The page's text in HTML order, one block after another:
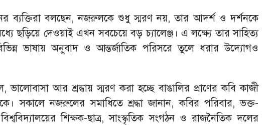
ব্যক্তিরা বলছেন, নজরুলকে শুধু স্মরণ নয়, তার আদর্শ ও দর্শনকে
ছড়িয়ে দেওয়াই এখন সবচেয়ে বড় চ্যালেঞ্জ। এ লক্ষ্যে তার সাহিত্য
ভাষায় অনুবাদ ও আন্তর্জাতিক পরিসরে তুলে ধরার উদ্যোগও
ভালোবাসা আর শ্রদ্ধায় স্মরণ করা হচ্ছে বাঙালির প্রাণের কবি কাজী
সকালে নজরুলের সমাধিতে শ্রদ্ধা জানান, কবির পরিবার, ভক্ত-
শিক্ষক-ছাত্র, সাংস্কৃতিক সংগঠন ও রাজনৈতিক দলের